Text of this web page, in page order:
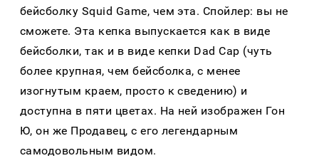
бейсболку Squid Game, чем эта. Спойлер: вы не
сможете. Эта кепка выпускается как в виде
бейсболки, так и в виде кепки Dad Cap (чуть
более крупная, чем бейсболка, с менее
изогнутым краем, просто к сведению) и
доступна в пяти цветах. На ней изображен Гон
Ю, он же Продавец, с его легендарным
самодовольным видом.